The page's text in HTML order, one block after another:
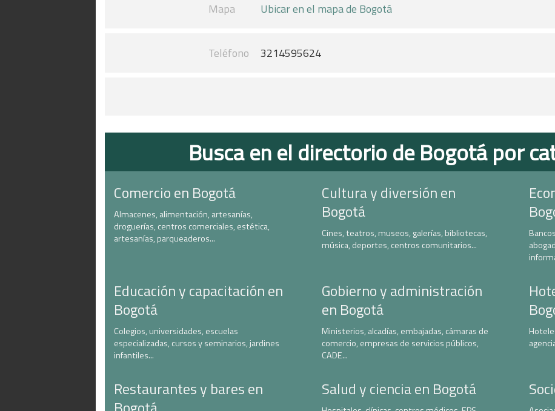
Mapa
Ubicar en el mapa de Bogotá
Teléfono 3214595624
Busca en el directorio de Bogotá por
Comercio en Bogotá
Almacenes, alimentación, artesanías,
droguerías, centros comerciales, estética,
artesanías, parqueaderos...
Cultura y diversión en
Bogotá
Cines, teatros, museos, galerías, bibliotecas,
música, deportes, centros comunitarios...
Educación y capacitación en
Bogotá
Colegios, universidades, escuelas
especializadas, cursos y seminarios, jardines
infantiles...
Gobierno y administración
en Bogotá
Ministerios, alcadías, embajadas, cámaras de
comercio, empresas de servicios públicos,
CADE...
Restaurantes y bares en
Salud y ciencia en Bogotá